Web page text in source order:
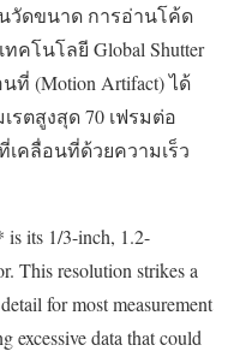
วัดขนาด การอ่านโค้ด
โนโลยี Global Shutter
(Motion Artifact) ได้
ตสูงสุด 70 เฟรมต่อ
คลื่อนที่ด้วยความเร็ว
its 1/3-inch, 1.2-
This resolution strikes a
for most measurement
excessive data that could